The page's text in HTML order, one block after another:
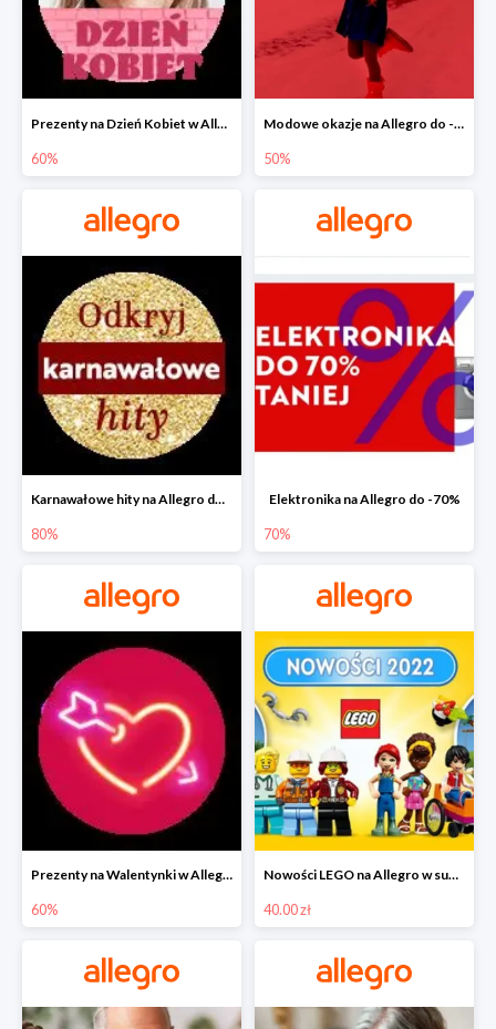
Prezenty na Dzień Kobiet w Allegro do -60%
60%
Modowe okazje na Allegro do -50%
50%
Karnawałowe hity na Allegro do -80%
80%
Elektronika na Allegro do -70%
70%
Prezenty na Walentynki w Allegro do -60%
60%
Nowości LEGO na Allegro w super cenach od 40 zł
40.00 zł